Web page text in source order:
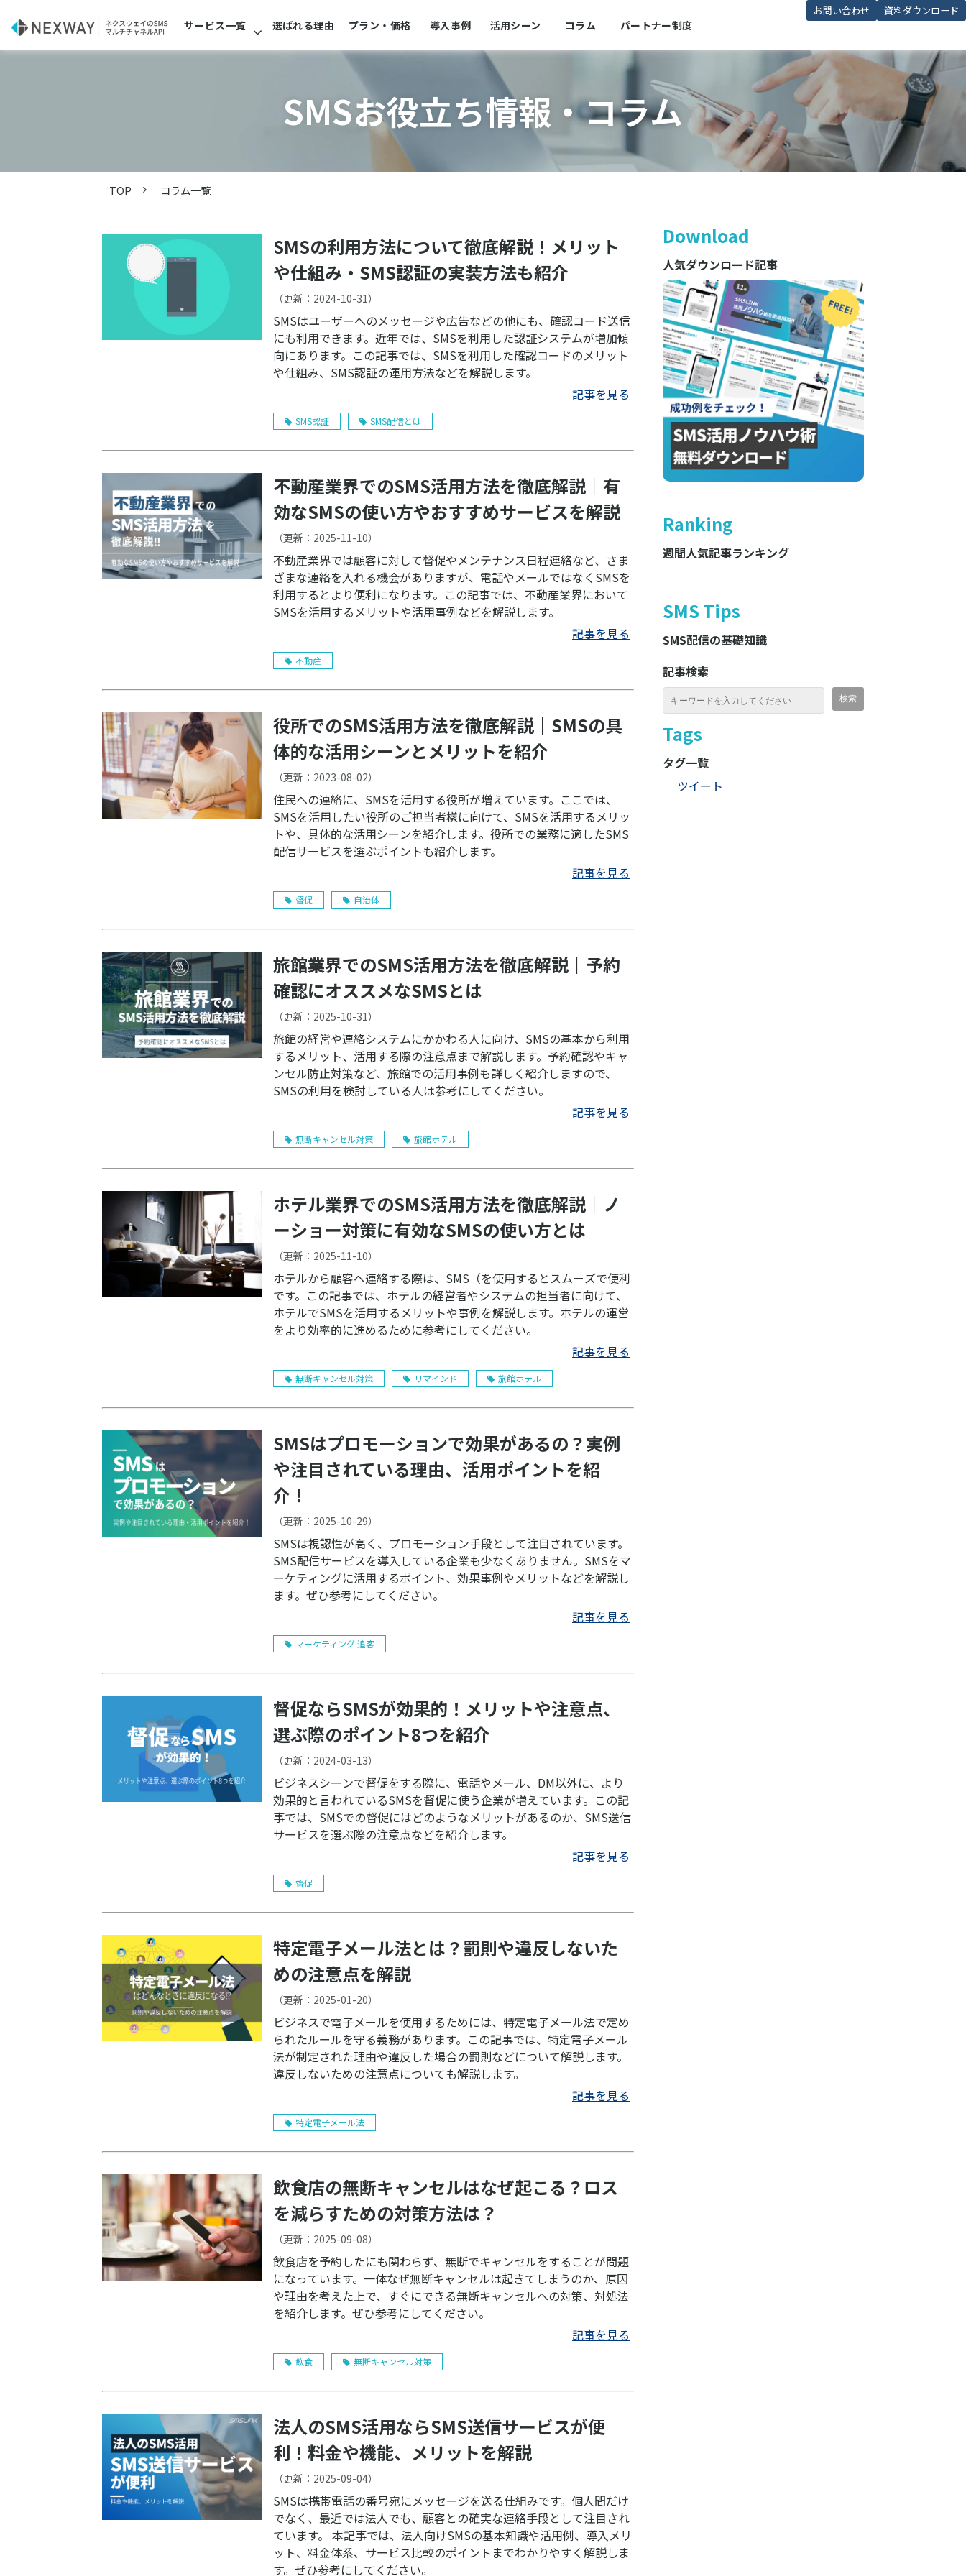
サービス一覧 選ばれる理由 プラン・価格 導入事例 活用シーン コラム パートナー制度
お問い合わせ 資料ダウンロード
SMSお役立ち情報・コラム
TOP コラム一覧
SMSの利用方法について徹底解説！メリット
や仕組み・SMS認証の実装方法も紹介
（更新： 2024-10-31）
SMSはユーザーへのメッセージや広告などの他にも、確認コード送信
にも利用できます。近年では、SMSを利用した認証システムが増加傾
向にあります。この記事では、SMSを利用した確認コードのメリット
や仕組み、SMS認証の運用方法などを解説します。
記事を見る
SMS認証 SMS配信とは
不動産業界でのSMS活用方法を徹底解説｜有
効なSMSの使い方やおすすめサービスを解説
（更新： 2025-11-10）
不動産業界では顧客に対して督促やメンテナンス日程連絡など、さま
ざまな連絡を入れる機会がありますが、電話やメールではなくSMSを
利用するとより便利になります。この記事では、不動産業界において
SMSを活用するメリットや活用事例などを解説します。
記事を見る
不動産
役所でのSMS活用方法を徹底解説｜SMSの具
体的な活用シーンとメリットを紹介
（更新： 2023-08-02）
住民への連絡に、SMSを活用する役所が増えています。ここでは、
SMSを活用したい役所のご担当者樣に向けて、SMSを活用するメリッ
トや、具体的な活用シーンを紹介します。役所での業務に適したSMS
配信サービスを選ぶポイントも紹介します。
記事を見る
督促 自治体
旅館業界でのSMS活用方法を徹底解説｜予約
確認にオススメなSMSとは
（更新： 2025-10-31）
旅館の経営や連絡システムにかかわる人に向け、SMSの基本から利用
するメリット、活用する際の注意点まで解説します。予約確認やキャ
ンセル防止対策など、旅館での活用事例も詳しく紹介しますので、
SMSの利用を検討している人は参考にしてください。
記事を見る
無断キャンセル対策 旅館ホテル
ホテル業界でのSMS活用方法を徹底解説｜ノ
ーショー対策に有効なSMSの使い方とは
（更新： 2025-11-10）
ホテルから顧客へ連絡する際は、SMS（を使用するとスムーズで便利
です。この記事では、ホテルの経営者やシステムの担当者に向けて、
ホテルでSMSを活用するメリットや事例を解説します。ホテルの運営
をより効率的に進めるために参考にしてください。
記事を見る
無断キャンセル対策 リマインド 旅館ホテル
SMSはプロモーションで効果があるの？実例
や注目されている理由、活用ポイントを紹
介！
（更新： 2025-10-29）
SMSは視認性が高く、プロモーション手段として注目されています。
SMS配信サービスを導入している企業も少なくありません。SMSをマ
ーケティングに活用するポイント、効果事例やメリットなどを解説し
ます。ぜひ参考にしてください。
記事を見る
マーケティング 追客
督促ならSMSが効果的！メリットや注意点、
選ぶ際のポイント8つを紹介
（更新： 2024-03-13）
ビジネスシーンで督促をする際に、電話やメール、DM以外に、より
効果的と言われているSMSを督促に使う企業が増えています。この記
事では、SMSでの督促にはどのようなメリットがあるのか、SMS送信
サービスを選ぶ際の注意点などを紹介します。
記事を見る
督促
特定電子メール法とは？罰則や違反しないた
めの注意点を解説
（更新： 2025-01-20）
ビジネスで電子メールを使用するためには、特定電子メール法で定め
られたルールを守る義務があります。この記事では、特定電子メール
法が制定された理由や違反した場合の罰則などについて解説します。
違反しないための注意点についても解説します。
記事を見る
特定電子メール法
飲食店の無断キャンセルはなぜ起こる？ロス
を減らすための対策方法は？
（更新： 2025-09-08）
飲食店を予約したにも関わらず、無断でキャンセルをすることが問題
になっています。一体なぜ無断キャンセルは起きてしまうのか、原因
や理由を考えた上で、すぐにできる無断キャンセルへの対策、対処法
を紹介します。ぜひ参考にしてください。
記事を見る
飲食 無断キャンセル対策
法人のSMS活用ならSMS送信サービスが便
利！料金や機能、メリットを解説
（更新： 2025-09-04）
SMSは携帯電話の番号宛にメッセージを送る仕組みです。個人間だけ
でなく、最近では法人でも、顧客との確実な連絡手段として注目され
ています。 本記事では、法人向けSMSの基本知識や活用例、導入メリ
ット、料金体系、サービス比較のポイントまでわかりやすく解説しま
す。ぜひ参考にしてください。
Download
人気ダウンロード記事
Ranking
週間人気記事ランキング
SMS Tips
SMS配信の基礎知識
記事検索
Tags
タグ一覧
ツイート